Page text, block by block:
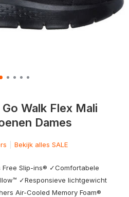
Walk Flex Mali
Dames
Bekijk alles SALE
Slip-ins® ✓Comfortabele
✓Responsieve lichtgewicht
Air-Cooled Memory Foam®